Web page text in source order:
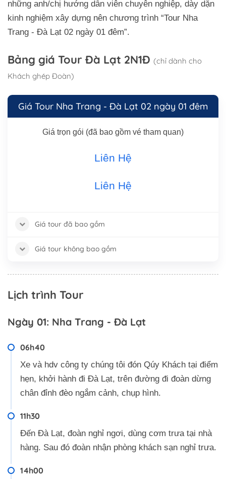
những anh/chị hướng dẫn viên chuyên nghiệp, dày dặn
kinh nghiệm xây dựng nên chương trình “Tour Nha
Trang - Đà Lạt 02 ngày 01 đêm”.
Bảng giá Tour Đà Lạt 2N1Đ (chỉ dành cho
Khách ghép Đoàn)
Giá Tour Nha Trang - Đà Lạt 02 ngày 01 đêm
Giá trọn gói (đã bao gồm vé tham quan)
Liên Hệ
Liên Hệ
Giá tour đã bao gồm
Giá tour không bao gồm
Lịch trình Tour
Ngày 01: Nha Trang - Đà Lạt
06h40
Xe và hdv công ty chúng tôi đón Qúy Khách tại điểm
hẹn, khởi hành đi Đà Lạt, trên đường đi đoàn dừng
chân đỉnh đèo ngắm cảnh, chụp hình.
11h30
Đến Đà Lạt, đoàn nghỉ ngơi, dùng cơm trưa tại nhà
hàng. Sau đó đoàn nhận phòng khách sạn nghỉ trưa.
14h00